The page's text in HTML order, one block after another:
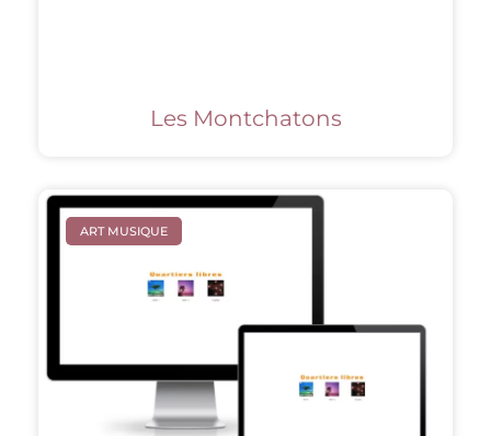
Les Montchatons
ART MUSIQUE